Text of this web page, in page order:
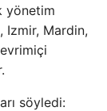
yönetim
Izmir, Mardin,
söyledi: